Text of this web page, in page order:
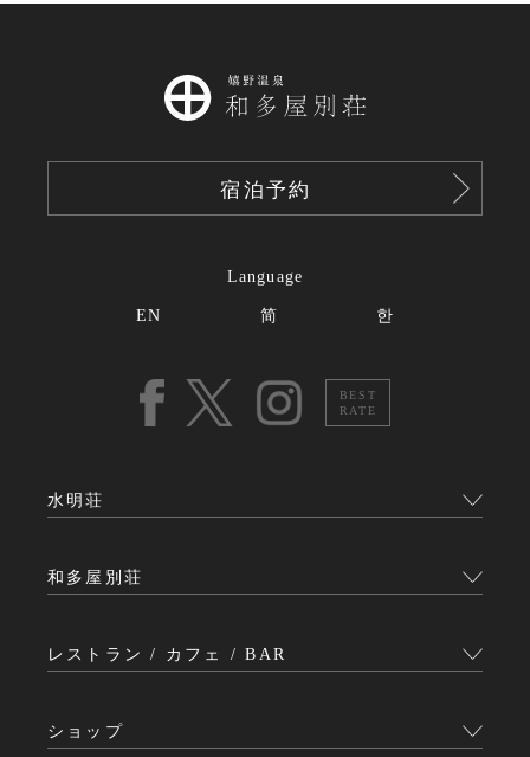
宿泊予約
Language
EN 简 한
BEST
RATE
水明荘
和多屋別荘
レストラン / カフェ / BAR
ショップ